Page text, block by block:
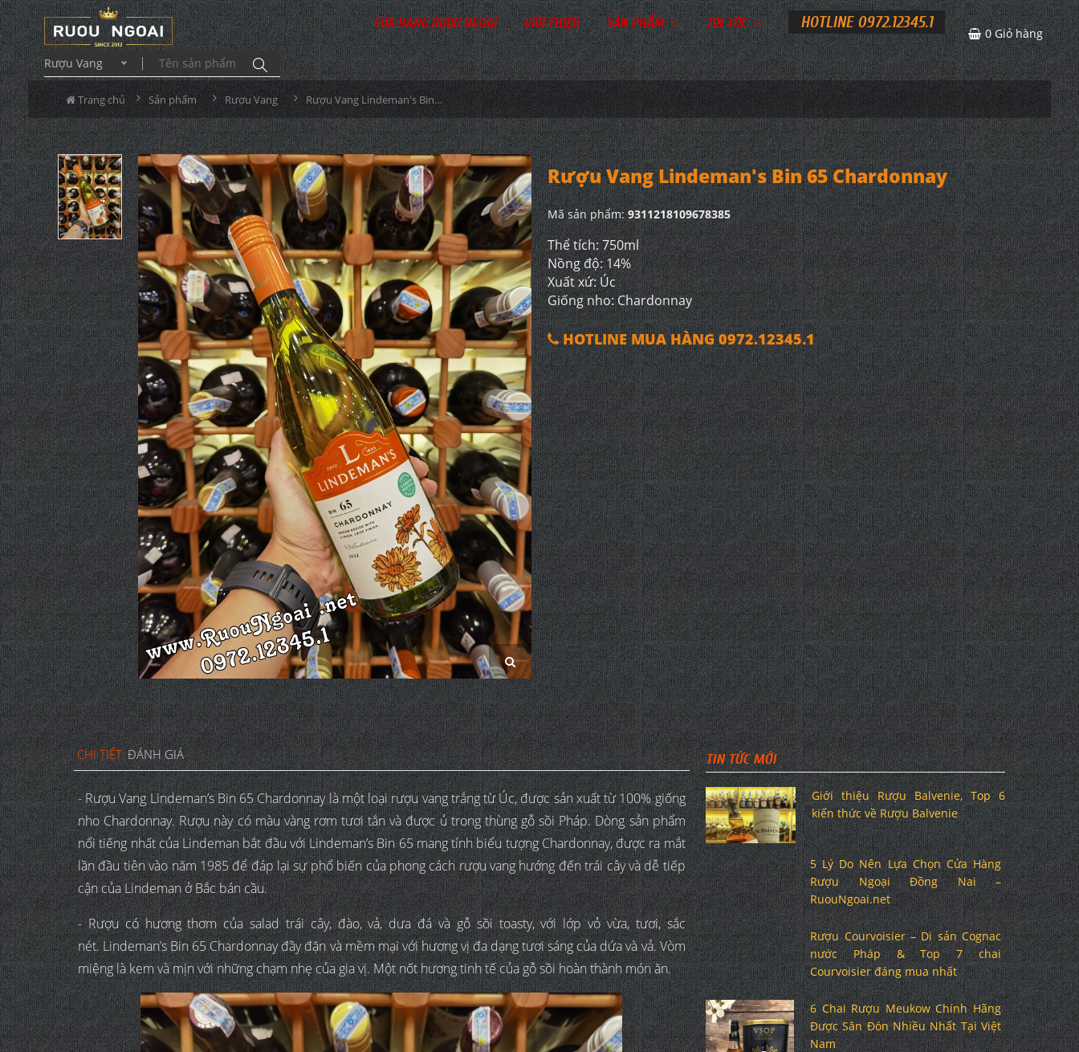
Rượu Vang
CỬA HÀNG RƯỢU NGOẠI GIỚI THIỆU SẢN PHẨM TIN TỨC HOTLINE 0972.12345.1
0 Giỏ hàng
Trang chủ Sản phẩm Rượu Vang Rượu Vang Lindeman's Bin 65 Chardonnay
Rượu Vang Lindeman's Bin 65 Chardonnay
Mã sản phẩm:9311218109678385
Thể tích: 750ml
Nồng độ: 14%
Xuất xứ: Úc
Giống nho: Chardonnay
HOTLINE MUA HÀNG 0972.12345.1
CHI TIẾT ĐÁNH GIÁ
- Rượu Vang Lindeman’s Bin 65 Chardonnay là một loại rượu vang trắng từ Úc, được sản xuất từ 100% giống
nho Chardonnay. Rượu này có màu vàng rơm tươi tắn và được ủ trong thùng gỗ sồi Pháp. Dòng sản phẩm
nổi tiếng nhất của Lindeman bắt đầu với Lindeman’s Bin 65 mang tính biểu tượng Chardonnay, được ra mắt
lần đầu tiên vào năm 1985 để đáp lại sự phổ biến của phong cách rượu vang hướng đến trái cây và dễ tiếp
cận của Lindeman ở Bắc bán cầu.
- Rượu có hương thơm của salad trái cây, đào, vả, dưa đá và gỗ sồi toasty, với lớp vỏ vừa, tươi, sắc
nét. Lindeman’s Bin 65 Chardonnay đầy đặn và mềm mại với hương vị đa dạng tươi sáng của dứa và vả. Vòm
miệng là kem và mịn với những chạm nhẹ của gia vị. Một nốt hương tinh tế của gỗ sồi hoàn thành món ăn.
TIN TỨC MỚI
Giới thiệu Rượu Balvenie, Top 6
kiến thức về Rượu Balvenie
5 Lý Do Nên Lựa Chọn Cửa Hàng
Rượu Ngoại Đồng Nai –
RuouNgoai.net
Rượu Courvoisier – Di sản Cognac
nước Pháp & Top 7 chai
Courvoisier đáng mua nhất
6 Chai Rượu Meukow Chính Hãng
Được Săn Đón Nhiều Nhất Tại Việt
Nam